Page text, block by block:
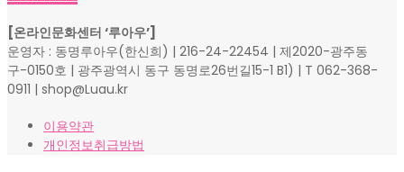
[온라인문화센터 ‘루아우’]
운영자 : 동명루아우(한신희) | 216-24-22454 | 제2020-광주동
구-0150호 | 광주광역시 동구 동명로26번길15-1 B1) | T 062-368-
0911 | shop@Luau.kr
이용약관
개인정보취급방법